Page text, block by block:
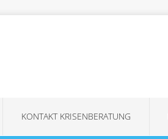
KONTAKT KRISENBERATUNG